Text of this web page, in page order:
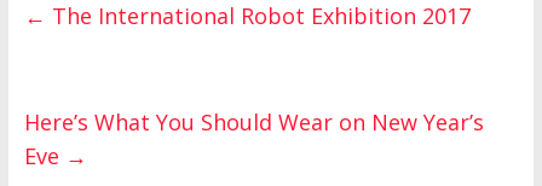
← The International Robot Exhibition 2017
Here’s What You Should Wear on New Year’s
Eve →